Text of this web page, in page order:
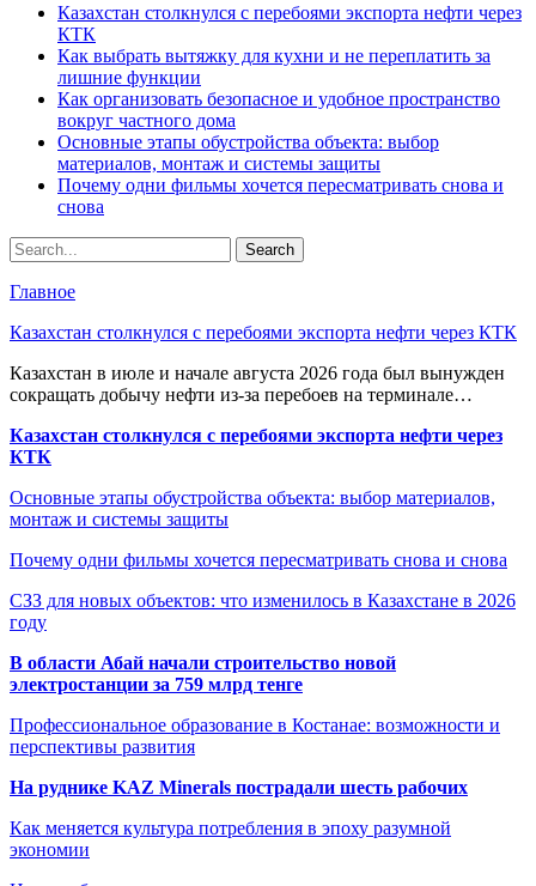
Казахстан столкнулся с перебоями экспорта нефти через
КТК
Как выбрать вытяжку для кухни и не переплатить за
лишние функции
Как организовать безопасное и удобное пространство
вокруг частного дома
Основные этапы обустройства объекта: выбор
материалов, монтаж и системы защиты
Почему одни фильмы хочется пересматривать снова и
снова
Главное
Казахстан столкнулся с перебоями экспорта нефти через КТК
Казахстан в июле и начале августа 2026 года был вынужден
сокращать добычу нефти из-за перебоев на терминале…
Казахстан столкнулся с перебоями экспорта нефти через
КТК
Основные этапы обустройства объекта: выбор материалов,
монтаж и системы защиты
Почему одни фильмы хочется пересматривать снова и снова
СЗЗ для новых объектов: что изменилось в Казахстане в 2026
году
В области Абай начали строительство новой
электростанции за 759 млрд тенге
Профессиональное образование в Костанае: возможности и
перспективы развития
На руднике KAZ Minerals пострадали шесть рабочих
Как меняется культура потребления в эпоху разумной
экономии